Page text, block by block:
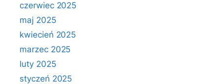
czerwiec 2025
maj 2025
kwiecień 2025
marzec 2025
luty 2025
styczeń 2025